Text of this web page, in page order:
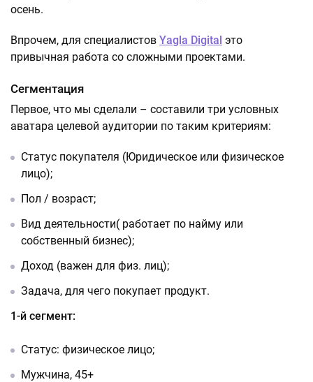
осень.
Впрочем, для специалистов Yagla Digital это
привычная работа со сложными проектами.
Сегментация
Первое, что мы сделали – составили три условных
аватара целевой аудитории по таким критериям:
Статус покупателя (Юридическое или физическое
лицо);
Пол / возраст;
Вид деятельности( работает по найму или
собственный бизнес);
Доход (важен для физ. лиц);
Задача, для чего покупает продукт.
1-й сегмент:
Статус: физическое лицо;
Мужчина, 45+